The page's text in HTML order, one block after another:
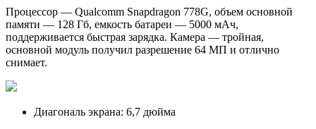
Процессор — Qualcomm Snapdragon 778G, объем основной
памяти — 128 Гб, емкость батареи — 5000 мАч,
поддерживается быстрая зарядка. Камера — тройная,
основной модуль получил разрешение 64 МП и отлично
снимает.
Диагональ экрана: 6,7 дюйма